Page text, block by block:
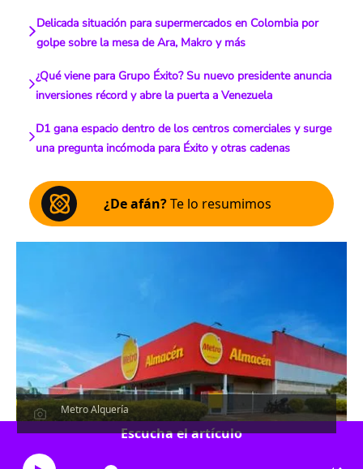
Delicada situación para supermercados en Colombia por
golpe sobre la mesa de Ara, Makro y más
¿Qué viene para Grupo Éxito? Su nuevo presidente anuncia
inversiones récord y abre la puerta a Venezuela
D1 gana espacio dentro de los centros comerciales y surge
una pregunta incómoda para Éxito y otras cadenas
¿De afán?Te lo resumimos
Metro Alquería
Escucha el artículo